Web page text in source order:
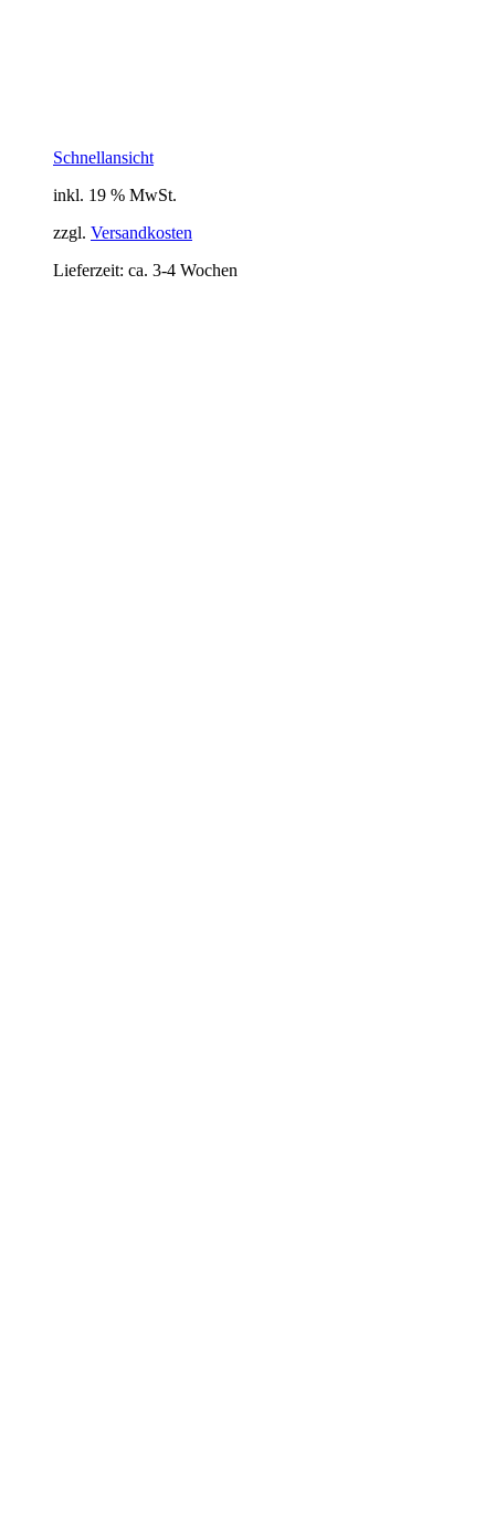
Schnellansicht
inkl. 19 % MwSt.
zzgl. Versandkosten
Lieferzeit: ca. 3-4 Wochen